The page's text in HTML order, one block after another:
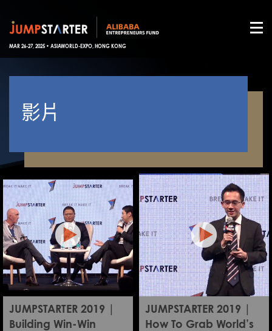
MAR 26-27, 2025 • ASIAWORLD-EXPO, HONG KONG
影片
JUMPSTARTER 2019 |
Building Win-Win
JUMPSTARTER 2019 |
How To Grab World’s